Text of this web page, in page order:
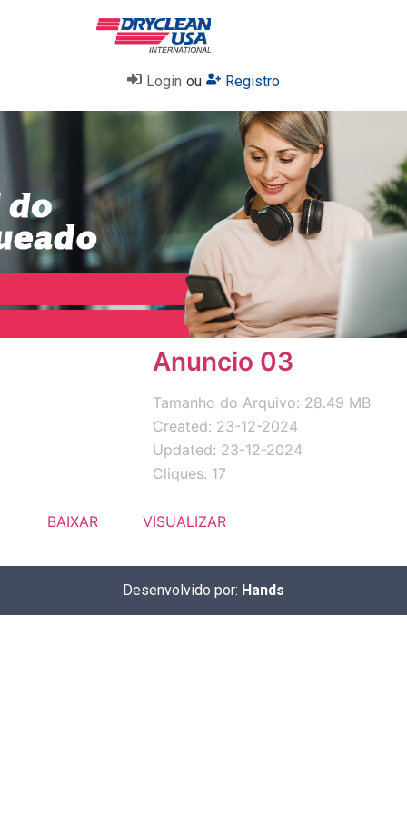
Login ou Registro
Anuncio 03
Tamanho do Arquivo: 28.49 MB
Created: 23-12-2024
Updated: 23-12-2024
Cliques: 17
BAIXAR VISUALIZAR
Desenvolvido por: Hands